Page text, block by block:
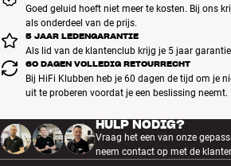
Goed geluid hoeft niet meer te kosten. Bij ons
als onderdeel van de prijs.
5 JAAR LEDENGARANTIE
Als lid van de klantenclub krijg je 5 jaar
60 DAGEN VOLLEDIG RETOURRECHT
Bij HiFi Klubben heb je 60 dagen de tijd om je
uit te proberen voordat je een beslissing neemt.
HULP NODIG?
Vraag het een van onze
neem contact op met de